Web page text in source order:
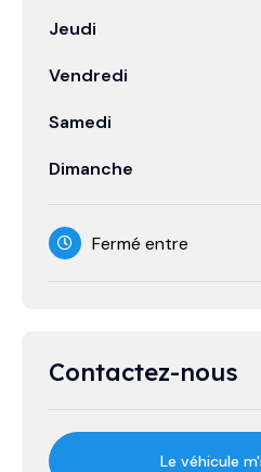
Jeudi
Vendredi
Samedi
Dimanche
Fermé entre
Contactez-nous
Le véhicule